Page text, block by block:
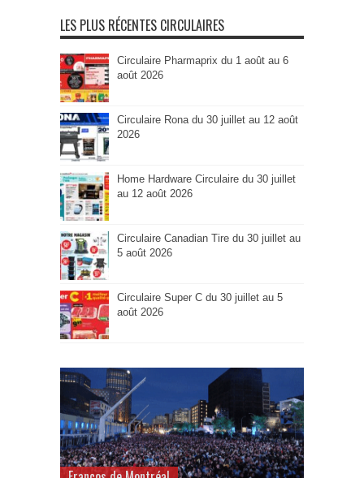
LES PLUS RÉCENTES CIRCULAIRES
Circulaire Pharmaprix du 1 août au 6
août 2026
Circulaire Rona du 30 juillet au 12 août
2026
Home Hardware Circulaire du 30 juillet
au 12 août 2026
Circulaire Canadian Tire du 30 juillet au
5 août 2026
Circulaire Super C du 30 juillet au 5
août 2026